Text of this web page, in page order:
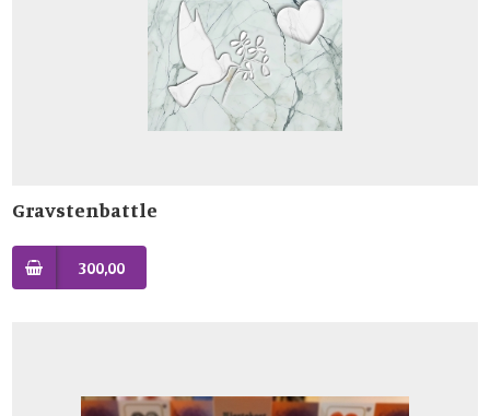
Gravstenbattle
300,00